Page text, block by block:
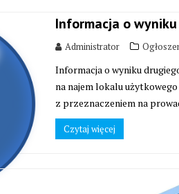
Informacja o
Administrator
Informacja o wyniku
na najem lokalu
z przeznaczeniem na
Czytaj więcej